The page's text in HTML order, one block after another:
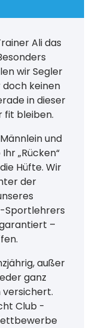
Ali das
wir Segler
keinen
in dieser
fit bleiben.
und
„Rücken“
Hüfte. Wir
der
Sportlehrers
–
außer
ganz
versichert.
Club -